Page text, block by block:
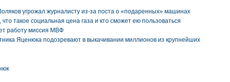
угрожал журналисту из-за поста о «подаренных» машинах
такое социальная цена газа и кто сможет ею пользоваться
работу миссия МВФ
Яценюка подозревают в выкачивании миллионов из крупнейших